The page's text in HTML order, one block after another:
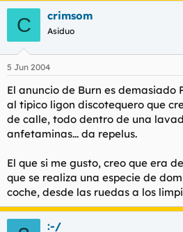
C crimsom
Asiduo
5 Jun 2004
El anuncio de Burn es demasiado
al tipico ligon discotequero que
de calle, todo dentro de una
anfetaminas... da repelus.
El que si me gusto, creo que era
que se realiza una especie de
coche, desde las ruedas a los
:-/